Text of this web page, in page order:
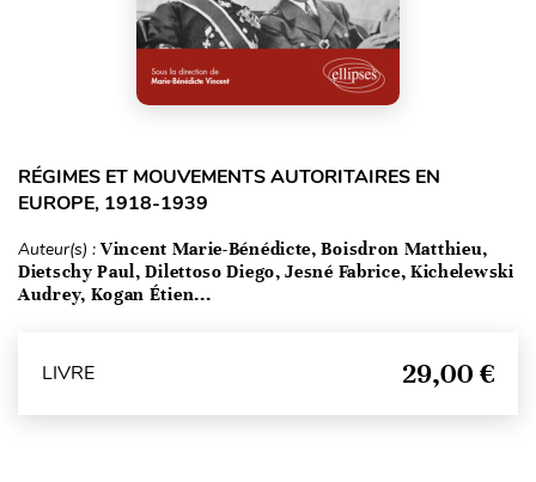
RÉGIMES ET MOUVEMENTS AUTORITAIRES EN
EUROPE, 1918-1939
Auteur(s) : Vincent Marie-Bénédicte, Boisdron Matthieu,
Dietschy Paul, Dilettoso Diego, Jesné Fabrice, Kichelewski
Audrey, Kogan Étien...
LIVRE 29,00 €